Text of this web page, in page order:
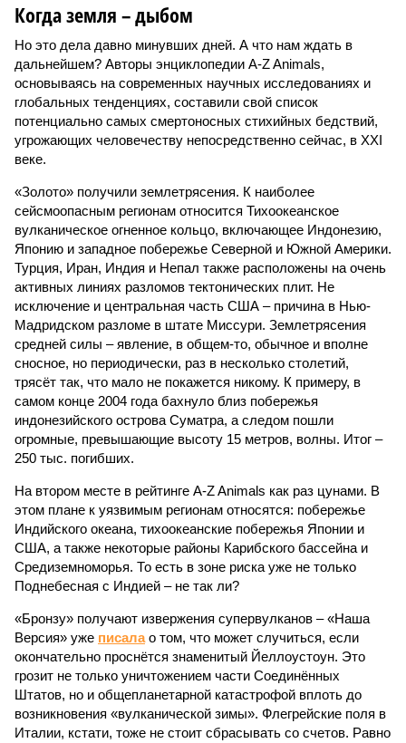
Когда земля – дыбом
Но это дела давно минувших дней. А что нам ждать в
дальнейшем? Авторы энциклопедии A-Z Animals,
основываясь на современных научных исследованиях и
глобальных тенденциях, составили свой список
потенциально самых смертоносных стихийных бедствий,
угрожающих человечеству непосредственно сейчас, в XXI
веке.
«Золото» получили землетрясения. К наиболее
сейсмоопасным регионам относится Тихоокеанское
вулканическое огненное кольцо, включающее Индонезию,
Японию и западное побережье Северной и Южной Америки.
Турция, Иран, Индия и Непал также расположены на очень
активных линиях разломов тектонических плит. Не
исключение и центральная часть США – причина в Нью-
Мадридском разломе в штате Миссури. Землетрясения
средней силы – явление, в общем-то, обычное и вполне
сносное, но периодически, раз в несколько столетий,
трясёт так, что мало не покажется никому. К примеру, в
самом конце 2004 года бахнуло близ побережья
индонезийского острова Суматра, а следом пошли
огромные, превышающие высоту 15 метров, волны. Итог –
250 тыс. погибших.
На втором месте в рейтинге A-Z Animals как раз цунами. В
этом плане к уязвимым регионам относятся: побережье
Индийского океана, тихо­океанские побережья Японии и
США, а также некоторые районы Карибского бассейна и
Средиземноморья. То есть в зоне риска уже не только
Поднебесная с Индией – не так ли?
«Бронзу» получают извержения супервулканов – «Наша
Версия» уже писалао том, что может случиться, если
окончательно проснётся знаменитый Йеллоустоун. Это
грозит не только уничтожением части Соединённых
Штатов, но и общепланетарной катастрофой вплоть до
возникновения «вулканической зимы». Флегрейские поля в
Италии, кстати, тоже не стоит сбрасывать со счетов. Равно